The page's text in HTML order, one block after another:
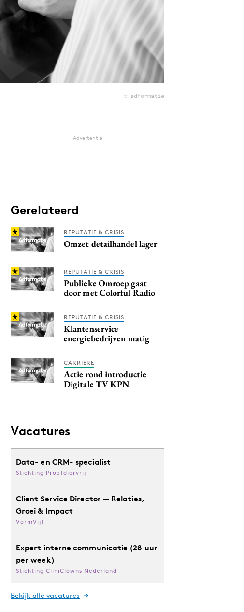
© adformatie
Advertentie
Gerelateerd
REPUTATIE & CRISIS
Omzet detailhandel lager
REPUTATIE & CRISIS
Publieke Omroep gaat
door met Colorful Radio
REPUTATIE & CRISIS
Klantenservice
energiebedrijven matig
CARRIERE
Actie rond introductie
Digitale TV KPN
Vacatures
Data- en CRM- specialist
Stichting Proefdiervrij
Client Service Director — Relaties,
Groei & Impact
VormVijf
Expert interne communicatie (28 uur
per week)
Stichting CliniClowns Nederland
Bekijk alle vacatures